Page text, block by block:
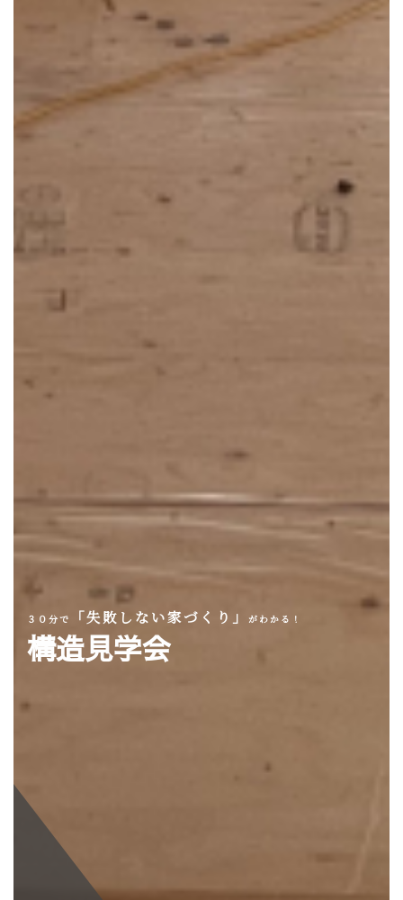
３０分で 「失敗しない家づくり」 がわかる！
構造見学会